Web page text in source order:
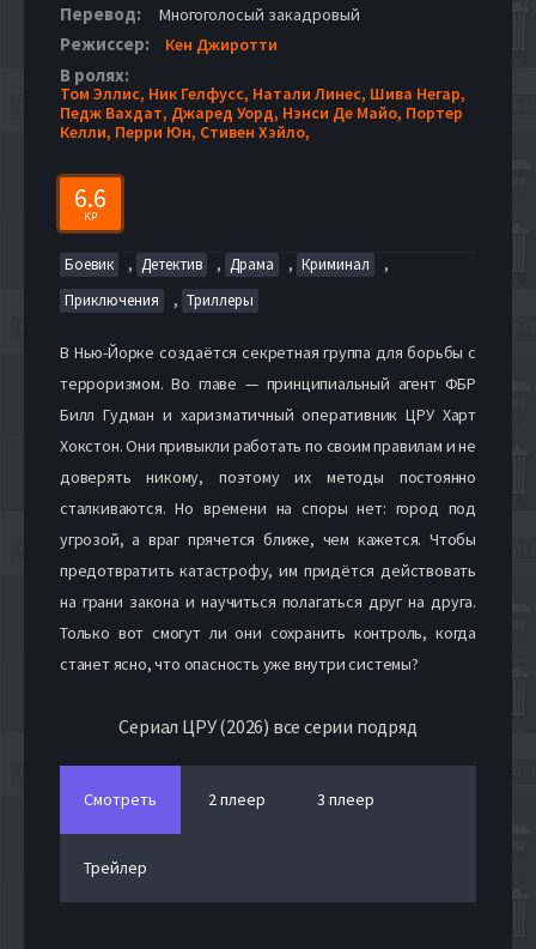
Перевод: Многоголосый закадровый
Режиссер: Кен Джиротти
В ролях:
Том Эллис, Ник Гелфусс, Натали Линес, Шива Негар,
Педж Вахдат, Джаред Уорд, Нэнси Де Майо, Портер
Келли, Перри Юн, Стивен Хэйло,
6.6
KP
Боевик , Детектив , Драма , Криминал ,
Приключения , Триллеры
В Нью-Йорке создаётся секретная группа для борьбы с
терроризмом. Во главе — принципиальный агент ФБР
Билл Гудман и харизматичный оперативник ЦРУ Харт
Хокстон. Они привыкли работать по своим правилам и не
доверять никому, поэтому их методы постоянно
сталкиваются. Но времени на споры нет: город под
угрозой, а враг прячется ближе, чем кажется. Чтобы
предотвратить катастрофу, им придётся действовать
на грани закона и научиться полагаться друг на друга.
Только вот смогут ли они сохранить контроль, когда
станет ясно, что опасность уже внутри системы?
Сериал ЦРУ (2026) все серии подряд
Смотреть 2 плеер 3 плеер
Трейлер